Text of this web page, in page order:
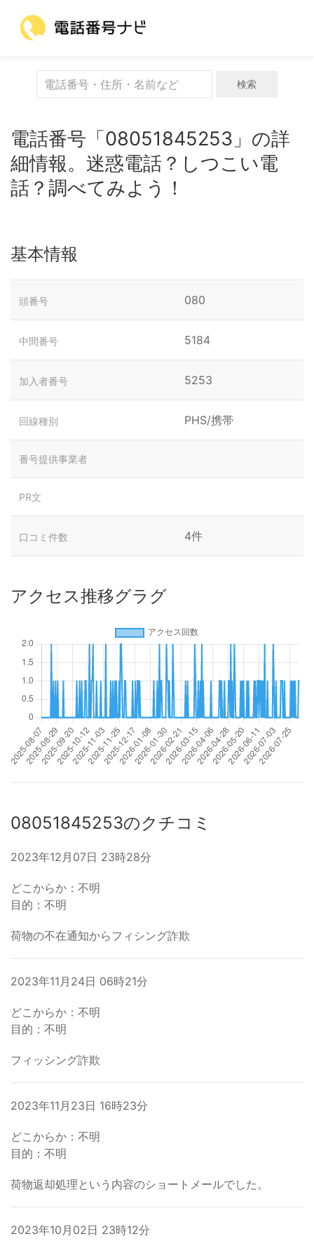
検索
電話番号「08051845253」の詳
細情報。迷惑電話？しつこい電
話？調べてみよう！
基本情報
頭番号 080
中間番号 5184
加入者番号 5253
回線種別 PHS/携帯
番号提供事業者
PR文
口コミ件数 4件
アクセス推移グラグ
08051845253のクチコミ
2023年12月07日 23時28分
どこからか：不明
目的：不明
荷物の不在通知からフィシング詐欺
2023年11月24日 06時21分
どこからか：不明
目的：不明
フィッシング詐欺
2023年11月23日 16時23分
どこからか：不明
目的：不明
荷物返却処理という内容のショートメールでした。
2023年10月02日 23時12分